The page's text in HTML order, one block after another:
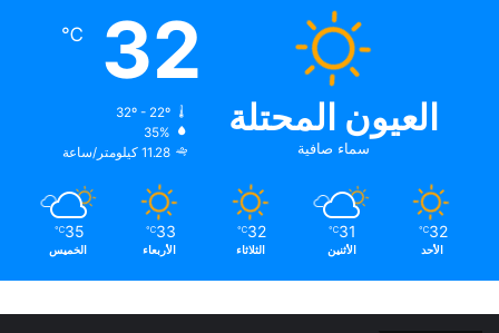
العيون المحتلة
سماء صافية
32
℃
32º - 22º
35%
11.28 كيلومتر/ساعة
32
℃
الأحد
31
℃
الأثنين
32
℃
الثلاثاء
33
℃
الأربعاء
35
℃
الخميس